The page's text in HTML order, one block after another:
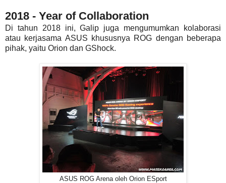
2018 - Year of Collaboration
Di tahun 2018 ini, Galip juga mengumumkan kolaborasi
atau kerjasama ASUS khususnya ROG dengan beberapa
pihak, yaitu Orion dan GShock.
ASUS ROG Arena oleh Orion ESport